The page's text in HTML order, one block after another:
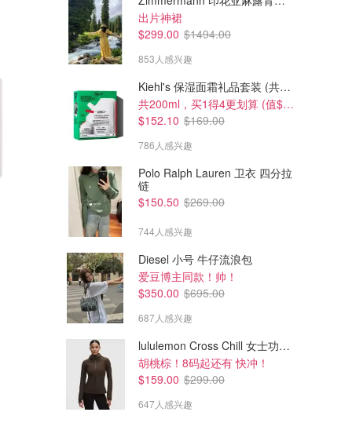
GIORGIO ARMANI beauty
Profondo 男士香水100ml
$550.00
出片神裙
$299.00 $1494.00
853人感兴趣
Kiehl's 保湿面霜礼品套装 (共200ml)
共200ml，买1得4更划算 (值$296)
$152.10 $169.00
786人感兴趣
Polo Ralph Lauren 卫衣 四分拉
链
$150.50 $269.00
744人感兴趣
Diesel 小号 牛仔流浪包
爱豆博主同款！帅！
$350.00 $695.00
687人感兴趣
lululemon Cross Chill 女士功能夹克
胡桃棕！8码起还有 快冲！
$159.00 $299.00
647人感兴趣